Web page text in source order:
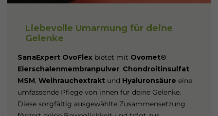
Liebevolle Umarmung für deine
Gelenke
SanaExpert OvoFlexbietet mit Ovomet®
Eierschalenmembranpulver, Chondroitinsulfat,
MSM, Weihrauchextrakt und Hyaluronsäure eine
umfassende Pflege von innen für deine Gelenke.
Diese sorgfältig ausgewählte Zusammensetzung